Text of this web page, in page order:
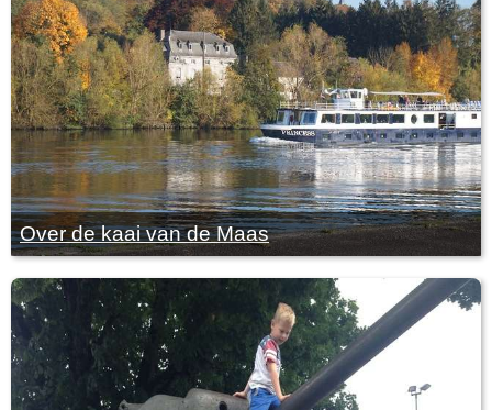
Over de kaai van de Maas